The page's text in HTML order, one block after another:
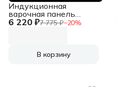
6 220 ₽7 775 ₽−20%
Индукционная
варочная панель
стеклокерамическая
В корзину